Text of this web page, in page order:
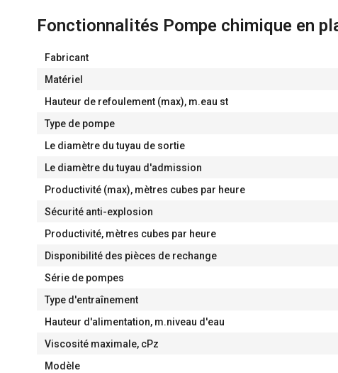
Fonctionnalités Pompe chimique en
Fabricant
Matériel
Hauteur de refoulement (max), m.eau st
Type de pompe
Le diamètre du tuyau de sortie
Le diamètre du tuyau d'admission
Productivité (max), mètres cubes par heure
Sécurité anti-explosion
Productivité, mètres cubes par heure
Disponibilité des pièces de rechange
Série de pompes
Type d'entraînement
Hauteur d'alimentation, m.niveau d'eau
Viscosité maximale, cPz
Modèle